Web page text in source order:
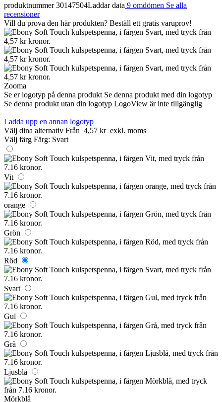
produktnummer 30147504Laddar data 9 omdömen Se alla
recensioner
Vill du prova den här produkten? Beställ ett gratis varuprov!
Zooma
Se er logotyp på denna produkt Se denna produkt med din logotyp
Se denna produkt utan din logotyp LogoView är inte tillgänglig
Ladda upp en annan logotyp
Välj dina alternativ Från 4,57 kr exkl. moms
Välj färg Färg: Svart
Vit
orange
Grön
Röd
Svart
Gul
Grå
Ljusblå
Mörkblå